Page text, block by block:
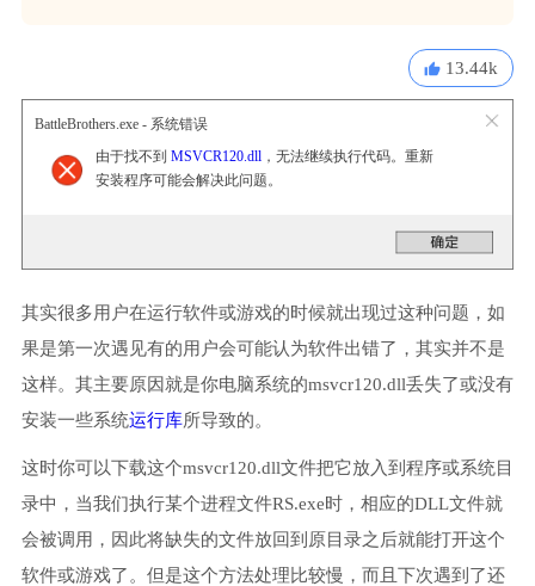
13.44k
BattleBrothers.exe - 系统错误
由于找不到 MSVCR120.dll，无法继续执行代码。重新
安装程序可能会解决此问题。
其实很多用户在运行软件或游戏的时候就出现过这种问题，如
果是第一次遇见有的用户会可能认为软件出错了，其实并不是
这样。其主要原因就是你电脑系统的msvcr120.dll丢失了或没有
安装一些系统运行库所导致的。
这时你可以下载这个msvcr120.dll文件把它放入到程序或系统目
录中，当我们执行某个进程文件RS.exe时，相应的DLL文件就
会被调用，因此将缺失的文件放回到原目录之后就能打开这个
软件或游戏了。但是这个方法处理比较慢，而且下次遇到了还